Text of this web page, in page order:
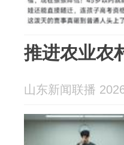
推进农业农
山东新闻联播